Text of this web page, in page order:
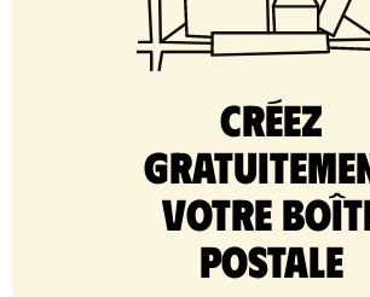
Créez
votre
postale